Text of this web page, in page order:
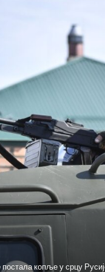
постала копље у срцу